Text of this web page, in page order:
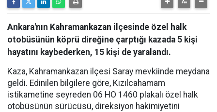
Ankara'nın Kahramankazan ilçesinde özel halk
otobüsünün köprü direğine çarptığı kazada 5 kişi
hayatını kaybederken, 15 kişi de yaralandı.
Kaza, Kahramankazan ilçesi Saray mevkiinde meydana
geldi. Edinilen bilgilere göre, Kızılcahamam
istikametine seyreden 06 HO 1460 plakalı özel halk
otobüsünün sürücüsü, direksiyon hakimiyetini